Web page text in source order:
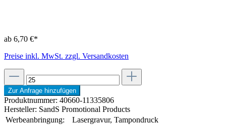
ab 6,70 €*
Preise inkl. MwSt. zzgl. Versandkosten
Zur Anfrage hinzufügen
Produktnummer: 40660-11335806
Hersteller: SandS Promotional Products
Werbeanbringung:
Lasergravur, Tampondruck